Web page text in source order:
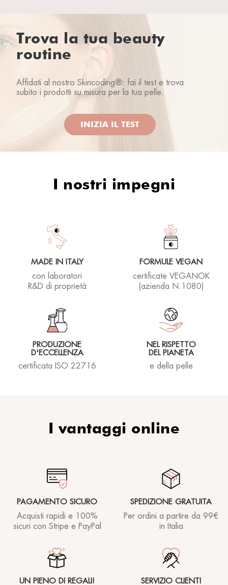
Trova la tua beauty
routine
Affidati al nostro Skincoding®: fai il test e trova
subito i prodotti su misura per la tua pelle.
INIZIA IL TEST
I nostri impegni
MADE IN ITALY
con laboratori
R&D di proprietà
FORMULE VEGAN
certificate VEGANOK
(azienda N.1080)
PRODUZIONE
D'ECCELLENZA
certificata ISO 22716
NEL RISPETTO
DEL PIANETA
e della pelle
I vantaggi online
PAGAMENTO SICURO
Acquisti rapidi e 100%
sicuri con Stripe e PayPal
SPEDIZIONE GRATUITA
Per ordini a partire da 99€
in Italia
UN PIENO DI REGALI!
SERVIZIO CLIENTI